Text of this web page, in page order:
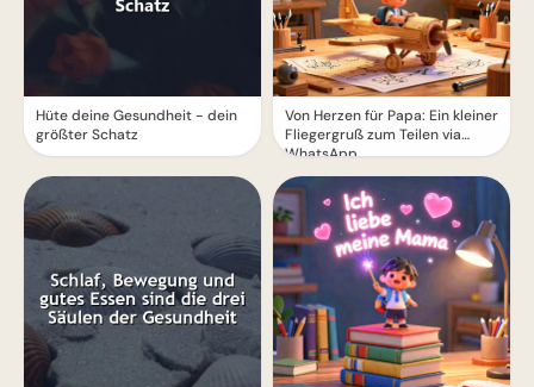
Hüte deine Gesundheit - dein
größter Schatz
Von Herzen für Papa: Ein kleiner
Fliegergruß zum Teilen via
WhatsApp